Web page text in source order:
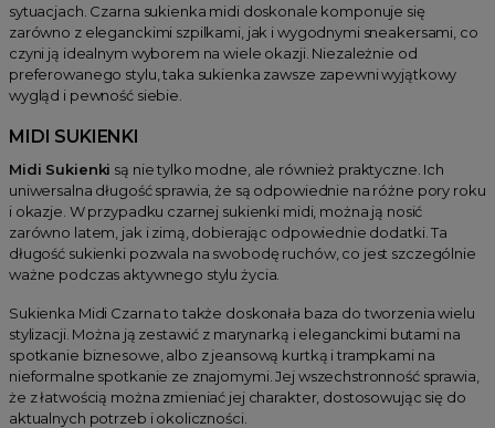
sytuacjach. Czarna sukienka midi doskonale komponuje się
zarówno z eleganckimi szpilkami, jak i wygodnymi sneakersami, co
czyni ją idealnym wyborem na wiele okazji. Niezależnie od
preferowanego stylu, taka sukienka zawsze zapewni wyjątkowy
wygląd i pewność siebie.
MIDI SUKIENKI
Midi Sukienki są nie tylko modne, ale również praktyczne. Ich
uniwersalna długość sprawia, że są odpowiednie na różne pory roku
i okazje. W przypadku czarnej sukienki midi, można ją nosić
zarówno latem, jak i zimą, dobierając odpowiednie dodatki. Ta
długość sukienki pozwala na swobodę ruchów, co jest szczególnie
ważne podczas aktywnego stylu życia.
Sukienka Midi Czarna to także doskonała baza do tworzenia wielu
stylizacji. Można ją zestawić z marynarką i eleganckimi butami na
spotkanie biznesowe, albo z jeansową kurtką i trampkami na
nieformalne spotkanie ze znajomymi. Jej wszechstronność sprawia,
że z łatwością można zmieniać jej charakter, dostosowując się do
aktualnych potrzeb i okoliczności.